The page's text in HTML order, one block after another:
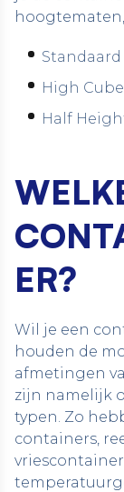
hoogtematen,
Standaard
High Cube
Half
ER?
Wil je een
houden de
afmetingen
zijn namelijk
typen. Zo
containers,